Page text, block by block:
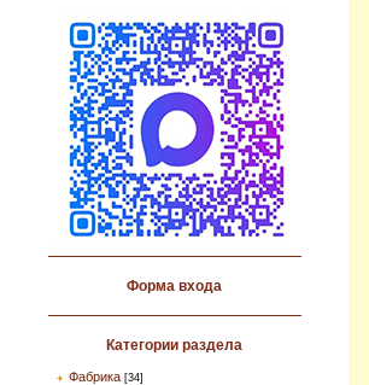
Форма входа
Категории раздела
Фабрика [34]